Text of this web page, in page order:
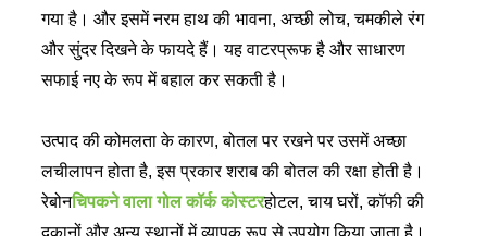
गया है। और इसमें नरम हाथ की भावना, अच्छी लोच, चमकीले रंग
और सुंदर दिखने के फायदे हैं। यह वाटरप्रूफ है और साधारण
सफाई नए के रूप में बहाल कर सकती है।
उत्पाद की कोमलता के कारण, बोतल पर रखने पर उसमें अच्छा
लचीलापन होता है, इस प्रकार शराब की बोतल की रक्षा होती है।
रेबोनचिपकने वाला गोल कॉर्क कोस्टरहोटल, चाय घरों, कॉफी की